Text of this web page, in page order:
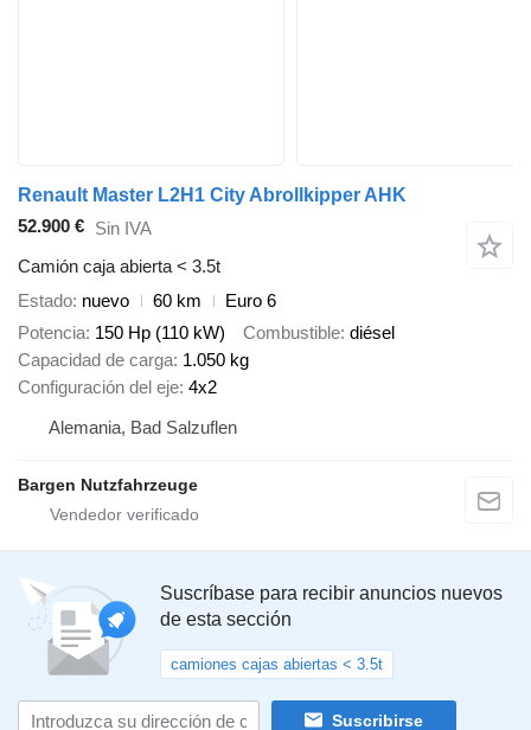
Renault Master L2H1 City Abrollkipper AHK
52.900 € Sin IVA
Camión caja abierta < 3.5t
Estado nuevo 60 km
Euro 6
Potencia 150 Hp (110 kW) Combustible diésel
Capacidad de carga 1.050 kg
Configuración del eje 4x2
Alemania, Bad Salzuflen
Bargen Nutzfahrzeuge
Suscríbase para recibir anuncios nuevos
de esta sección
camiones cajas abiertas < 3.5t
Suscribirse